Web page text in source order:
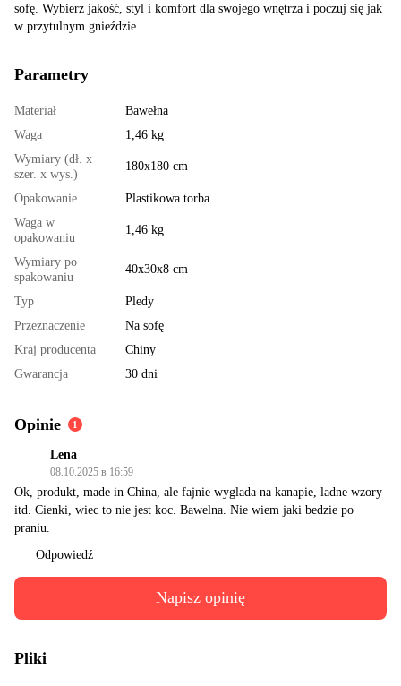
sofę. Wybierz jakość, styl i komfort dla swojego wnętrza i poczuj się jak
w przytulnym gnieździe.
Parametry
Materiał
Bawełna
Waga
1,46 kg
Wymiary (dł. x
szer. x wys.)
180х180 cm
Opakowanie
Plastikowa torba
Waga w
opakowaniu
1,46 kg
Wymiary po
spakowaniu
40x30x8 cm
Typ
Pledy
Przeznaczenie
Na sofę
Kraj producenta
Chiny
Gwarancja
30 dni
Opinie 1
Lena
08.10.2025 в 16:59
Ok, produkt, made in China, ale fajnie wyglada na kanapie, ladne wzory
itd. Cienki, wiec to nie jest koc. Bawelna. Nie wiem jaki bedzie po
praniu.
Odpowiedź
Napisz opinię
Pliki